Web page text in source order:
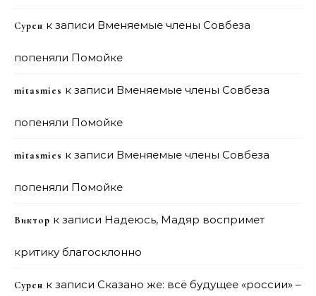
Сурен к записи Вменяемые члены Совбеза
попеняли Помойке
mitasmies к записи Вменяемые члены Совбеза
попеняли Помойке
mitasmies к записи Вменяемые члены Совбеза
попеняли Помойке
Виктор к записи Надеюсь, Мадяр воспримет
критику благосклонно
Сурен к записи Сказано же: всё будущее «россии» –